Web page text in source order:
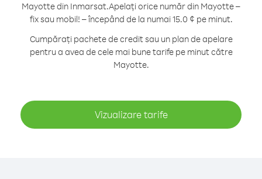
Mayotte din Inmarsat.Apelați orice număr din Mayotte –
fix sau mobil! – începând de la numai 15.0 ¢ pe minut.
Cumpărați pachete de credit sau un plan de apelare
pentru a avea de cele mai bune tarife pe minut către
Mayotte.
Vizualizare tarife